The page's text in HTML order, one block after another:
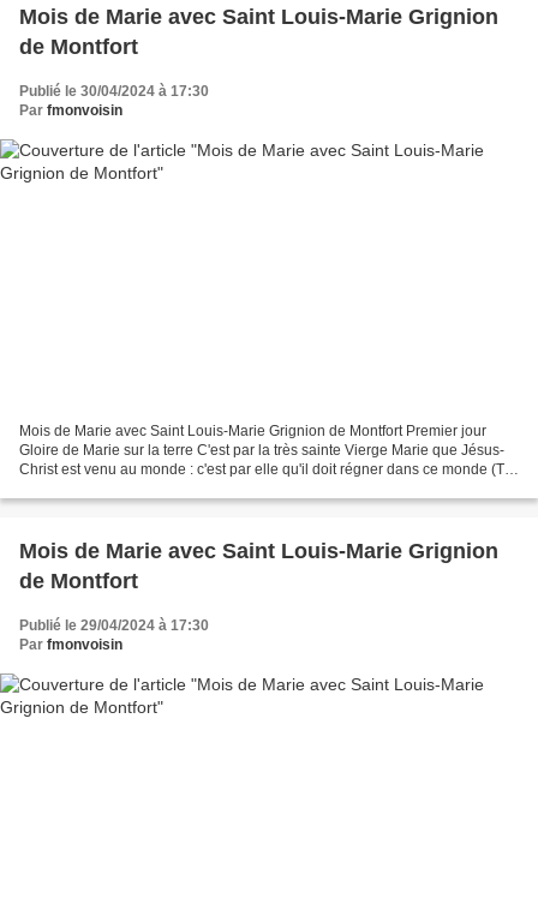
Mois de Marie avec Saint Louis-Marie Grignion
de Montfort
Publié le 30/04/2024 à 17:30
Par fmonvoisin
Mois de Marie avec Saint Louis-Marie Grignion de Montfort Premier jour
Gloire de Marie sur la terre C'est par la très sainte Vierge Marie que Jésus-
Christ est venu au monde : c'est par elle qu'il doit régner dans ce monde (Tel
Mois de Marie avec Saint Louis-Marie Grignion
de Montfort
Publié le 29/04/2024 à 17:30
Par fmonvoisin